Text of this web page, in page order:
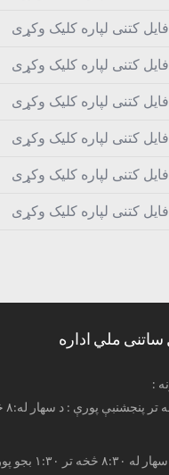
کتنی لپاره کلیک وکړی
کتنی لپاره کلیک وکړی
کتنی لپاره کلیک وکړی
کتنی لپاره کلیک وکړی
کتنی لپاره کلیک وکړی
کتنی لپاره کلیک وکړی
ساتنی ملي اداره
تر ۱:۳۰ بجو پورې